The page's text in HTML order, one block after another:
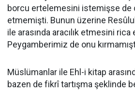
borcu ertelemesini istemişse de
etmemişti. Bunun üzerine
ile arasında aracılık etmesini rica
Peygamberimiz de onu
Müslümanlar ile Ehl-i kitap
bazen de fikrî tartışma şeklinde